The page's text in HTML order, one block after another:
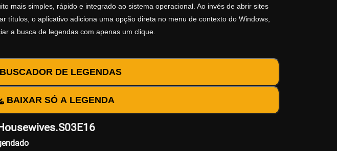
mais simples, rápido e integrado ao sistema operacional. Ao invés de abrir sites
títulos, o aplicativo adiciona uma opção direta no menu de contexto do Windows,
a busca de legendas com apenas um clique.
DE LEGENDAS
BAIXAR SÓ A LEGENDA